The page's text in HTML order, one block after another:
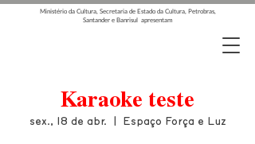
Ministério da Cultura, Secretaria de Estado da Cultura, Petrobras,
Santander e Banrisul apresentam
Karaoke teste
sex., 18 de abr. Espaço Força e Luz